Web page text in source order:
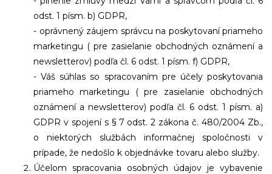
odst. 1 písm. b) GDPR,
- oprávnený záujem správcu na poskytovaní priameho
marketingu ( pre zasielanie obchodných oznámení a
newsletterov) podľa čl. 6 odst. 1 písm. f) GDPR,
- Váš súhlas so spracovaním pre účely poskytovania
priameho marketingu ( pre zasielanie obchodných
oznámení a newsletterov) podľa čl. 6 odst. 1 písm. a)
GDPR v spojení s § 7 odst. 2 zákona č. 480/2004 Zb.,
o niektorých službách informačnej spoločnosti v
prípade, že nedošlo k objednávke tovaru alebo služby.
Účelom spracovania osobných údajov je vybavenie